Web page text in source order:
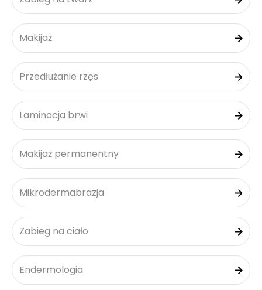
Makijaż
Przedłużanie rzęs
Laminacja brwi
Makijaż permanentny
Mikrodermabrazja
Zabieg na ciało
Endermologia